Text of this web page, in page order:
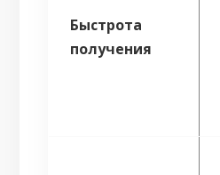
Быстрота
получения